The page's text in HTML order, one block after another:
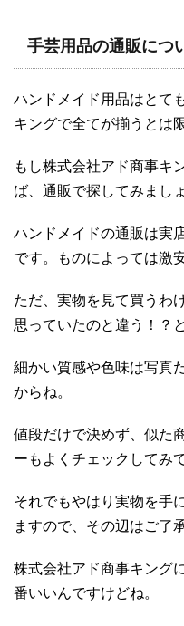
手芸用品の通販につ
ハンドメイド用品はとて
キングで全てが揃うとは
もし株式会社アド商事キ
ば、通販で探してみまし
ハンドメイドの通販は実
です。ものによっては激
ただ、実物を見て買うわ
思っていたのと違う！？
細かい質感や色味は写真
からね。
値段だけで決めず、似た
ーもよくチェックしてみ
それでもやはり実物を手
ますので、その辺はご了
株式会社アド商事キング
番いいんですけどね。